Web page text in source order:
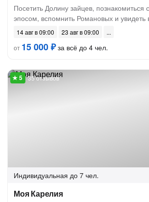
Посетить Долину зайцев, познакомиться
эпосом, вспомнить Романовых и увидеть
14 авг в 09:00
23 авг в 09:00
от 15 000 ₽за всё до 4 чел.
35 отзывов
Индивидуальная до 7 чел.
Моя Карелия